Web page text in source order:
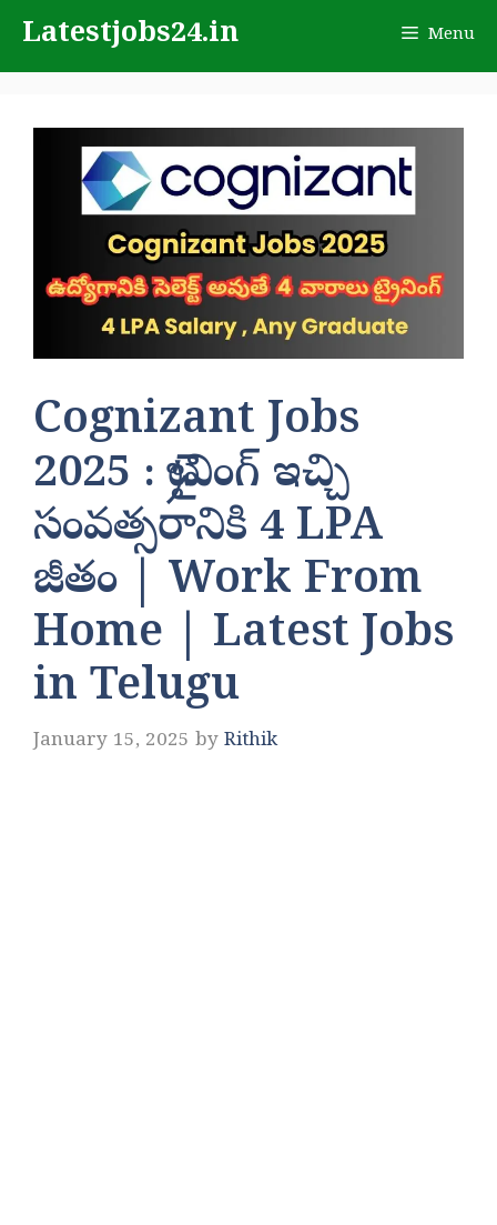
content
Latestjobs24.in Menu
Cognizant Jobs
2025 : ట్రైనింగ్ ఇచ్చి
సంవత్సరానికి 4 LPA
జీతం | Work From
Home | Latest Jobs
in Telugu
January 15, 2025 by Rithik